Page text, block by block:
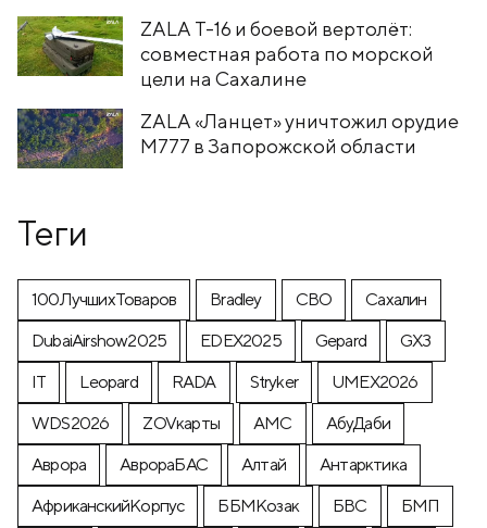
ZALA T-16 и боевой вертолёт:
совместная работа по морской
цели на Сахалине
ZALA «Ланцет» уничтожил орудие
M777 в Запорожской области
Теги
100ЛучшихТоваров Bradley CВО
Cахалин
DubaiAirshow2025
EDEX2025 Gepard
GX3
IT
Leopard RADA Stryker
UMEX2026
WDS2026
ZOVкарты АМС
АбуДаби
Аврора
АврораБАС Алтай
Антарктика
АфриканскийКорпус
ББМКозак БВС
БМП